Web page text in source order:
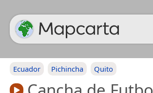
Ecuador Pichincha Quito